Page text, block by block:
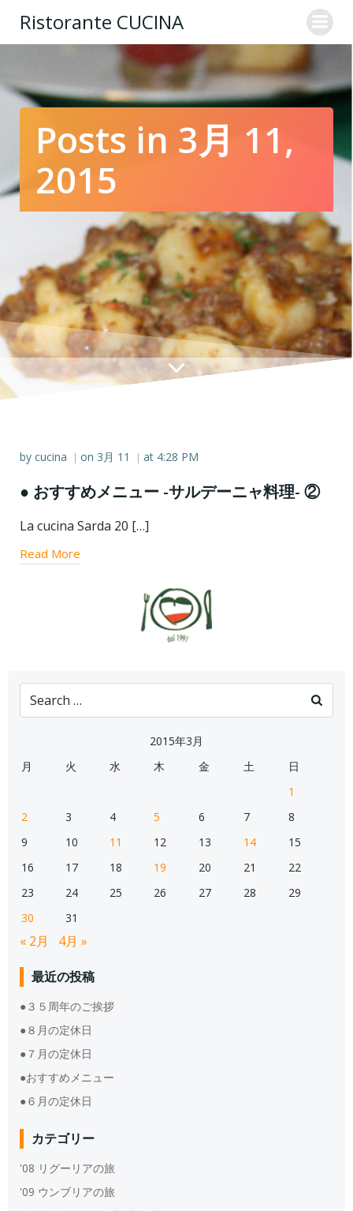
ン
テ
ン
ツ
へ
キ
Ristorante CUCINA
Posts in 3月 11,
2015
by cucina | on 3月 11 | at 4:28 PM
● おすすめメニュー -サルデーニャ料理- ②
La cucina Sarda 20 […]
Read More
Search
for:
2015年3月
月
火 水 木 金 土
日
1
2
3 4 5 6 7
8
9
10 11 12 13 14
15
16
17 18 19 20 21
22
23
24 25 26 27 28
29
30
31
« 2月 4月 »
最近の投稿
●３５周年のご挨拶
●８月の定休日
●７月の定休日
●おすすめメニュー
●６月の定休日
カテゴリー
'08 リグーリアの旅
'09 ウンブリアの旅